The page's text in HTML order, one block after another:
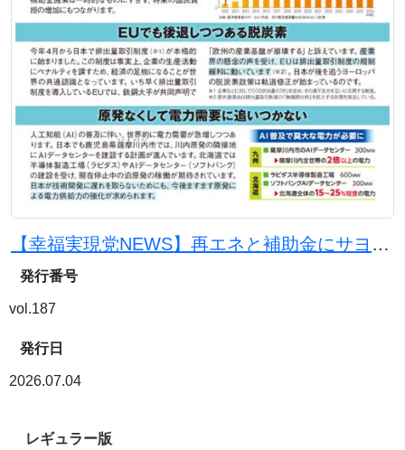
【幸福実現党NEWS】再エネと補助金にサヨナラを。原発と石炭火力で電気代を下げよう
発行番号
vol.187
発行日
2026.07.04
レギュラー版